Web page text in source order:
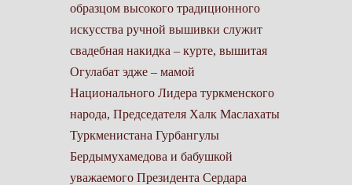
образцом высокого традиционного
искусства ручной вышивки служит
свадебная накидка – курте, вышитая
Огулабат эдже – мамой
Национального Лидера туркменского
народа, Председателя Халк Маслахаты
Туркменистана Гурбангулы
Бердымухамедова и бабушкой
уважаемого Президента Сердара